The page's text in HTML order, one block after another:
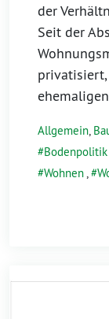
der
Seit der
Allgemein,
Bodenpolitik
Wohnen,